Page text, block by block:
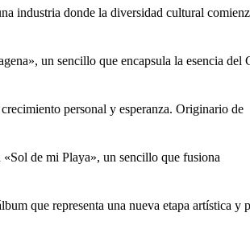
industria donde la diversidad cultural
un sencillo que encapsula la esencia del
personal y esperanza. Originario de
de mi Playa», un sencillo que fusiona
que representa una nueva etapa artística y